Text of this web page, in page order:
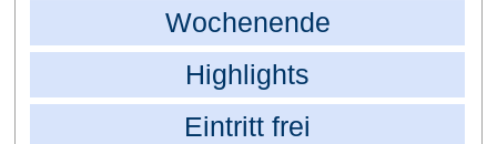
Wochenende
Highlights
Eintritt frei